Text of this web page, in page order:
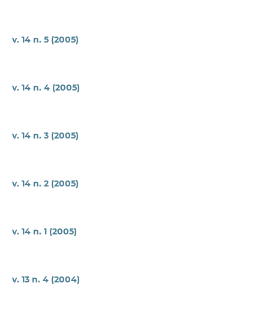
v. 14 n. 5 (2005)
v. 14 n. 4 (2005)
v. 14 n. 3 (2005)
v. 14 n. 2 (2005)
v. 14 n. 1 (2005)
v. 13 n. 4 (2004)